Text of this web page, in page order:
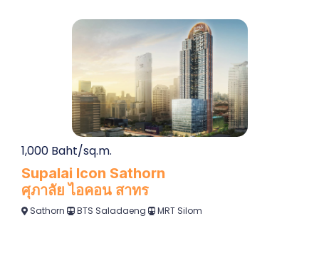
1,000 Baht/sq.m.
Supalai Icon Sathorn
ศุภาลัย ไอคอน สาทร
Sathorn BTS Saladaeng MRT Silom